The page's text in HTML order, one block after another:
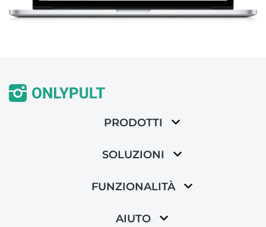
PRODOTTI
SOLUZIONI
FUNZIONALITÀ
AIUTO